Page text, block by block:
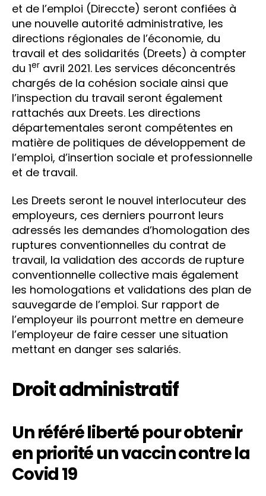
et de l’emploi (Direccte) seront confiées à
une nouvelle autorité administrative, les
directions régionales de l’économie, du
travail et des solidarités (Dreets) à compter
du 1er avril 2021. Les services déconcentrés
chargés de la cohésion sociale ainsi que
l’inspection du travail seront également
rattachés aux Dreets. Les directions
départementales seront compétentes en
matière de politiques de développement de
l’emploi, d’insertion sociale et professionnelle
et de travail.
Les Dreets seront le nouvel interlocuteur des
employeurs, ces derniers pourront leurs
adressés les demandes d’homologation des
ruptures conventionnelles du contrat de
travail, la validation des accords de rupture
conventionnelle collective mais également
les homologations et validations des plan de
sauvegarde de l’emploi. Sur rapport de
l’employeur ils pourront mettre en demeure
l’employeur de faire cesser une situation
mettant en danger ses salariés.
Droit administratif
Un référé liberté pour obtenir
en priorité un vaccin contre la
Covid 19